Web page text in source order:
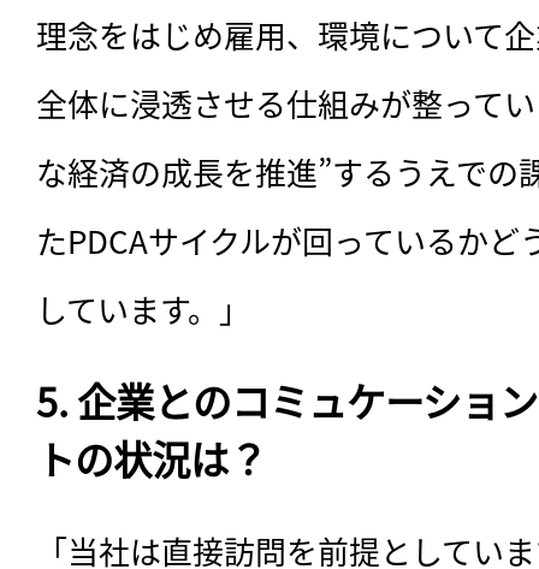
理念をはじめ雇用、環境について
全体に浸透させる仕組みが整って
な経済の成長を推進”するうえでの
たPDCAサイクルが回っているかど
しています。」
5. 企業とのコミュケーショ
トの状況は？
「当社は直接訪問を前提としてい